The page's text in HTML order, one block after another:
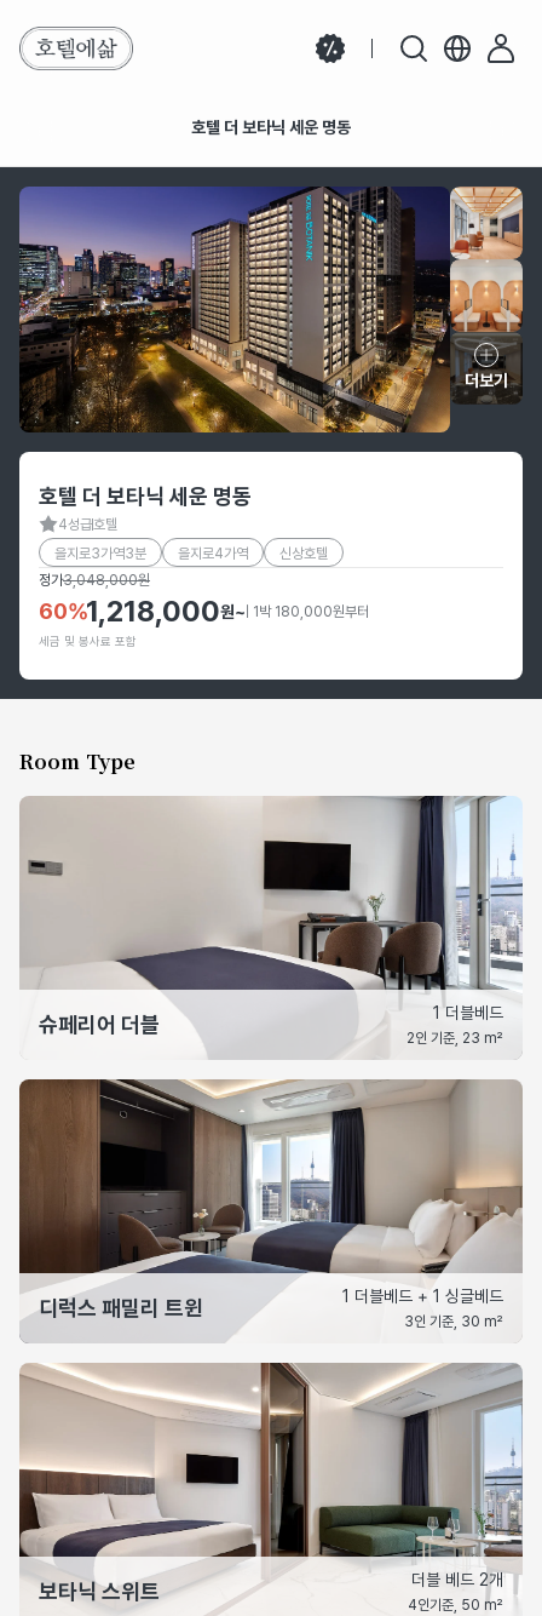
호텔 더 보타닉 세운 명동
호텔 더 보타닉 세운 명동
더보기
호텔 정보
호텔 더 보타닉 세운 명동
4성급호텔
을지로3가역3분
을지로4가역
신상호텔
정가3,048,000원
60%1,218,000원~ | 1박 180,000원부터
세금 및 봉사료 포함
Room Type
슈페리어 더블 1 더블베드
2인 기준, 23 m²
디럭스 패밀리 트윈 1 더블베드 + 1 싱글베드
3인 기준, 30 m²
보타닉 스위트 더블 베드 2개
4인기준, 50 m²